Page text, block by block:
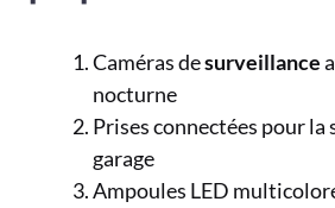
Caméras desurveillance
nocturne
Prises connectées pour la
garage
Ampoules LED